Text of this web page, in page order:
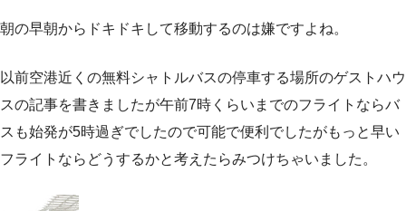
朝の早朝からドキドキして移動するのは嫌ですよね。
以前空港近くの無料シャトルバスの停車する場所のゲストハウ
スの記事を書きましたが午前7時くらいまでのフライトならバ
スも始発が5時過ぎでしたので可能で便利でしたがもっと早い
フライトならどうするかと考えたらみつけちゃいました。